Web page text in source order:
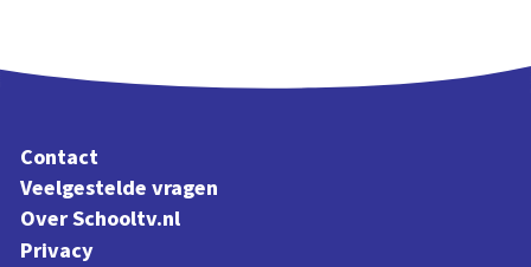
Contact
Veelgestelde vragen
Over Schooltv.nl
Privacy